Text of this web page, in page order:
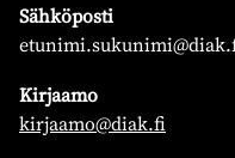
Sähköposti
Kirjaamo
kirjaamo@diak.fi